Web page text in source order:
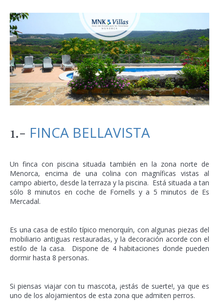
1.- FINCA BELLAVISTA
Un finca con piscina situada también en la zona norte de
Menorca, encima de una colina con magníficas vistas al
campo abierto, desde la terraza y la piscina. Está situada a tan
sólo 8 minutos en coche de Fornells y a 5 minutos de Es
Mercadal.
Es una casa de estilo típico menorquín, con algunas piezas del
mobiliario antiguas restauradas, y la decoración acorde con el
estilo de la casa. Dispone de 4 habitaciones donde pueden
dormir hasta 8 personas.
Si piensas viajar con tu mascota, ¡estás de suerte!, ya que es
uno de los alojamientos de esta zona que admiten perros.